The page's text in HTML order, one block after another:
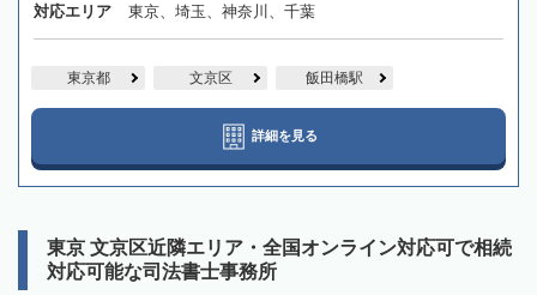
対応エリア 東京、埼玉、神奈川、千葉
東京都 文京区 飯田橋駅
詳細を見る
東京 文京区近隣エリア・全国オンライン対応可で相続
対応可能な司法書士事務所